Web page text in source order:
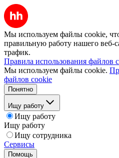
Мы используем файлы cookie,
правильную работу нашего веб-
трафик.
Правила использования файлов
Мы используем файлы cookie.
файлов cookie
Понятно
Ищу работу
Ищу работу
Ищу работу
Ищу сотрудника
Сервисы
Помощь